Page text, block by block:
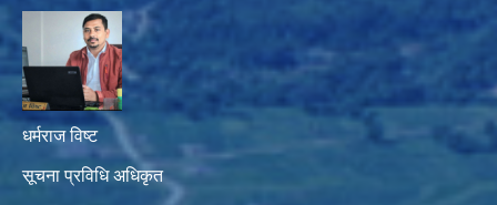
धर्मराज विष्ट
सूचना प्रविधि अधिकृत